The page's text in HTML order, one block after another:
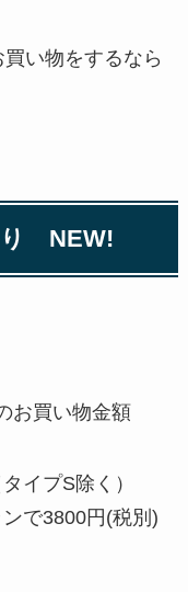
い物をするなら
り NEW!
お買い物金額
イプS除く）
で3800円(税別)